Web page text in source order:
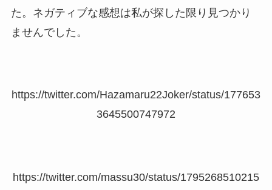
た。ネガティブな感想は私が探した限り見つかり
ませんでした。
https://twitter.com/Hazamaru22Joker/status/177653
3645500747972
https://twitter.com/massu30/status/1795268510215